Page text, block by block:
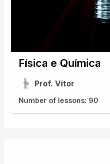
Física e Química
Prof. Vítor
Number of lessons: 90